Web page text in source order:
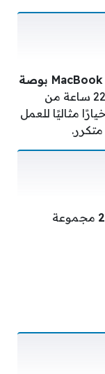
MacBook Pro 16 بوصة
، حيث توفر عمرًا طويلًا يصل إلى 22 ساعة من
مثاليًا للعمل
مجموعة